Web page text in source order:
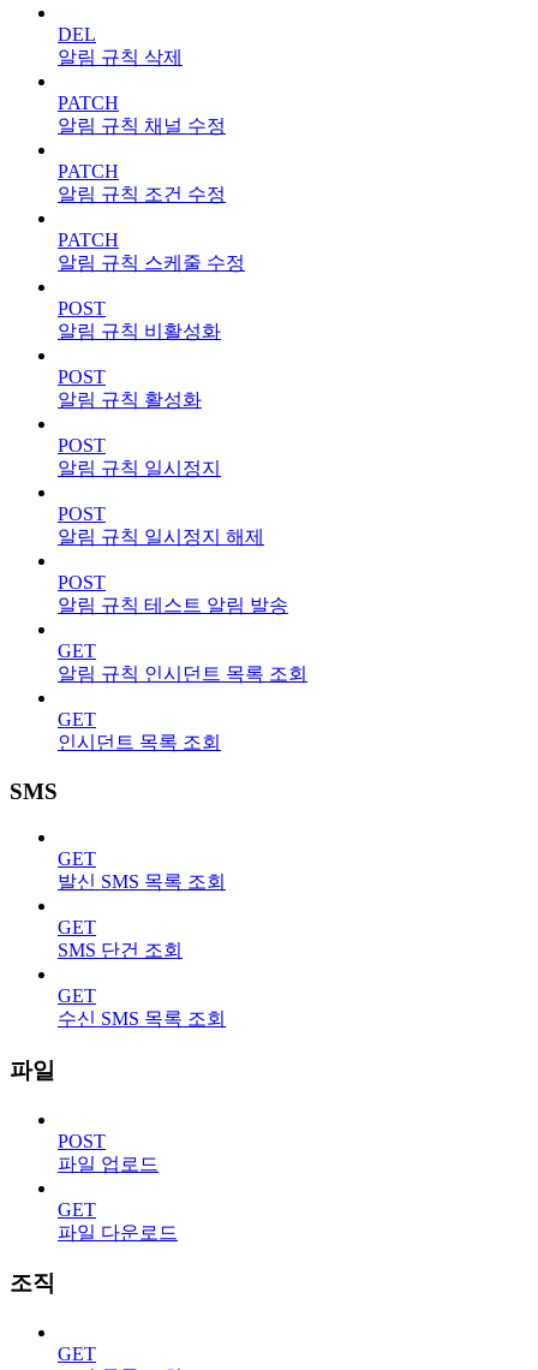
DEL
알림 규칙 삭제
PATCH
알림 규칙 채널 수정
PATCH
알림 규칙 조건 수정
PATCH
알림 규칙 스케줄 수정
POST
알림 규칙 비활성화
POST
알림 규칙 활성화
POST
알림 규칙 일시정지
POST
알림 규칙 일시정지 해제
POST
알림 규칙 테스트 알림 발송
GET
알림 규칙 인시던트 목록 조회
GET
인시던트 목록 조회
SMS
GET
발신 SMS 목록 조회
GET
SMS 단건 조회
GET
수신 SMS 목록 조회
파일
POST
파일 업로드
GET
파일 다운로드
조직
GET